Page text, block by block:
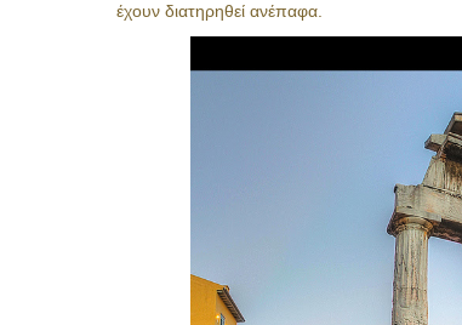
έχουν διατηρηθεί ανέπαφα.